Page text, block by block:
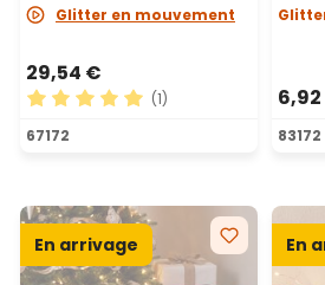
Glitter en mouvement
29,54 €
Note moyenne de 5 sur 5 étoiles
(1)
67172
83172
En arrivage En